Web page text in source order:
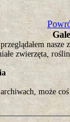
nasze
zwierzęta,
może